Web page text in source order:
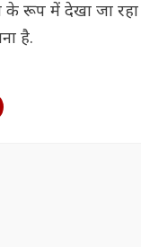
में देखा जा रहा
है.